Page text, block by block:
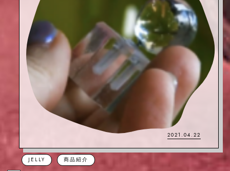
2021.04.22
JELLY 商品紹介